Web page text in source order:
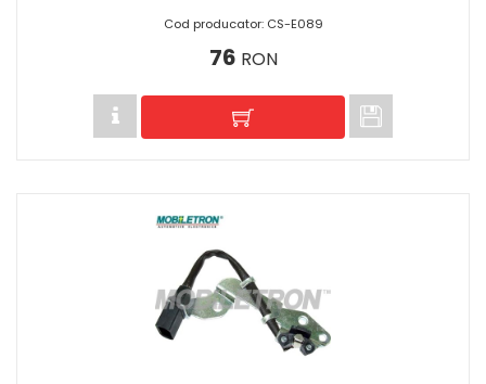
Cod producator: CS-E089
76 RON